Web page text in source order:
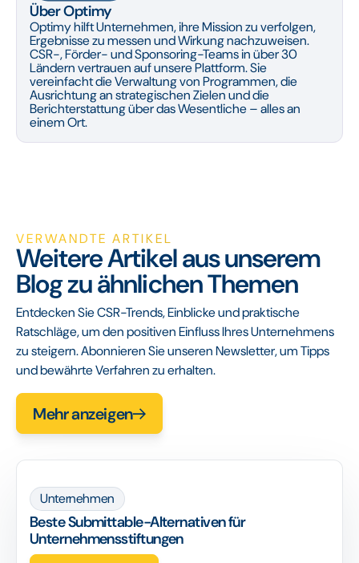
Über Optimy
Optimy hilft Unternehmen, ihre Mission zu verfolgen,
Ergebnisse zu messen und Wirkung nachzuweisen.
CSR-, Förder- und Sponsoring-Teams in über 30
Ländern vertrauen auf unsere Plattform. Sie
vereinfacht die Verwaltung von Programmen, die
Ausrichtung an strategischen Zielen und die
Berichterstattung über das Wesentliche – alles an
einem Ort.
VERWANDTE ARTIKEL
Weitere Artikel aus unserem
Blog zu ähnlichen Themen
Entdecken Sie CSR-Trends, Einblicke und praktische
Ratschläge, um den positiven Einfluss Ihres Unternehmens
zu steigern. Abonnieren Sie unseren Newsletter, um Tipps
und bewährte Verfahren zu erhalten.
Mehr anzeigen
Unternehmen
Beste Submittable-Alternativen für
Unternehmensstiftungen